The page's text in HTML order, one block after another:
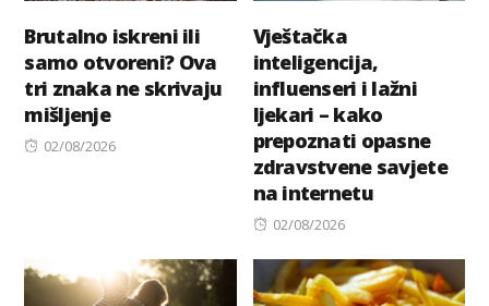
Brutalno iskreni ili
samo otvoreni? Ova
tri znaka ne skrivaju
mišljenje
Posted
02/08/2026
Vještačka
inteligencija,
influenseri i lažni
ljekari – kako
prepoznati opasne
zdravstvene savjete
na internetu
Posted
02/08/2026